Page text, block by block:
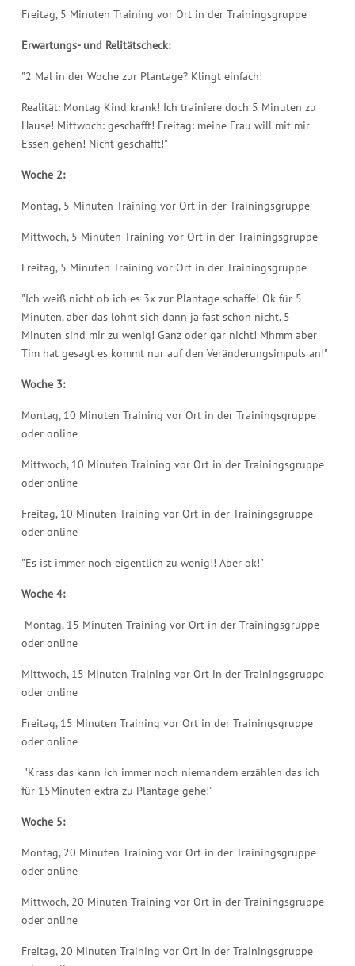
Freitag, 5 Minuten Training vor Ort in der Trainingsgruppe
Erwartungs- und Relitätscheck:
"2 Mal in der Woche zur Plantage? Klingt einfach!
Realität: Montag Kind krank! Ich trainiere doch 5 Minuten zu
Hause! Mittwoch: geschafft! Freitag: meine Frau will mit mir
Essen gehen! Nicht geschafft!"
Woche 2:
Montag, 5 Minuten Training vor Ort in der Trainingsgruppe
Mittwoch, 5 Minuten Training vor Ort in der Trainingsgruppe
Freitag, 5 Minuten Training vor Ort in der Trainingsgruppe
"Ich weiß nicht ob ich es 3x zur Plantage schaffe! Ok für 5
Minuten, aber das lohnt sich dann ja fast schon nicht. 5
Minuten sind mir zu wenig! Ganz oder gar nicht! Mhmm aber
Tim hat gesagt es kommt nur auf den Veränderungsimpuls an!"
Woche 3:
Montag, 10 Minuten Training vor Ort in der Trainingsgruppe
oder online
Mittwoch, 10 Minuten Training vor Ort in der Trainingsgruppe
oder online
Freitag, 10 Minuten Training vor Ort in der Trainingsgruppe
oder online
"Es ist immer noch eigentlich zu wenig!! Aber ok!"
Woche 4:
Montag, 15 Minuten Training vor Ort in der Trainingsgruppe
oder online
Mittwoch, 15 Minuten Training vor Ort in der Trainingsgruppe
oder online
Freitag, 15 Minuten Training vor Ort in der Trainingsgruppe
oder online
"Krass das kann ich immer noch niemandem erzählen das ich
für 15Minuten extra zu Plantage gehe!"
Woche 5:
Montag, 20 Minuten Training vor Ort in der Trainingsgruppe
oder online
Mittwoch, 20 Minuten Training vor Ort in der Trainingsgruppe
oder online
Freitag, 20 Minuten Training vor Ort in der Trainingsgruppe